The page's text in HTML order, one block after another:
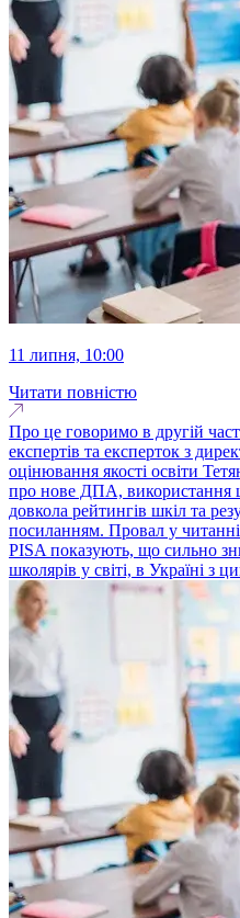
11 липня, 10:00
Читати повністю
Про це говоримо в другій
експертів та експерток з
оцінювання якості освіти
про нове ДПА, використання
довкола рейтингів шкіл та
посиланням. Провал у
PISA показують, що сильно
школярів у світі, в Україні з